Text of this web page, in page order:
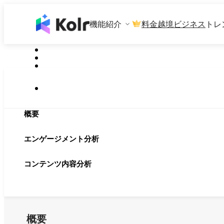
機能紹介 料金越境ビジネス ト
概要
エンゲージメント分析
コンテンツ内容分析
概要